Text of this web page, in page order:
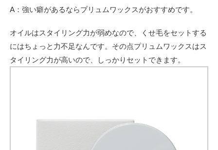
A：強い癖があるならプリュムワックスがおすすめです。
オイルはスタイリング力が弱めなので、くせ毛をセットする
にはちょっと力不足なんです。その点プリュムワックスはス
タイリング力が高いので、しっかりセットできます。